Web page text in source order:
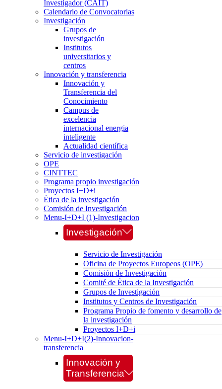
Investigador (CAIT)
Calendario de Convocatorias
Investigación
Grupos de
investigación
Institutos
universitarios y
centros
Innovación y transferencia
Innovación y
Transferencia del
Conocimiento
Campus de
excelencia
internacional energia
inteligente
Actualidad científica
Servicio de investigación
OPE
CINTTEC
Programa propio investigación
Proyectos I+D+i
Ética de la investigación
Comisión de Investigación
Menu-I+D+I (1)-Investigacion
Investigación
Servicio de Investigación
Oficina de Proyectos Europeos (OPE)
Comisión de Investigación
Comité de Ética de la Investigación
Grupos de Investigación
Institutos y Centros de Investigación
Programa Propio de fomento y desarrollo de
la investigación
Proyectos I+D+i
Menu-I+D+I(2)-Innovacion-
transferencia
Innovación y
Transferencia